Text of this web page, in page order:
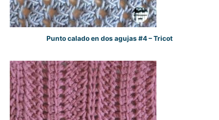
Punto calado en dos agujas #4 – Tricot